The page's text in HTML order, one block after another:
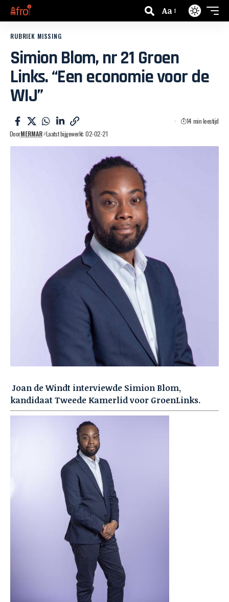
Aa
RUBRIEK MISSING
Simion Blom, nr 21 Groen
Links. “Een economie voor de
WIJ”
DoorMERMAR Laatst bijgewerkt: 02-02-21
14 min leestijd
Joan de Windt interviewde Simion Blom,
kandidaat Tweede Kamerlid voor GroenLinks.